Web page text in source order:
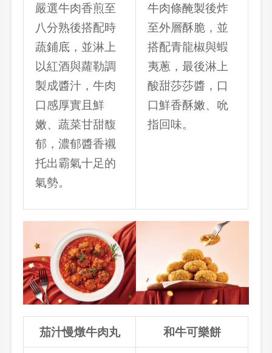
嚴選牛肉香煎至
八分熟後搭配時
蔬鋪底，並淋上
以紅酒與蘿勒調
製成醬汁，牛肉
口感厚實且鮮
嫩、蔬菜甘甜馥
郁，濃郁醬香襯
托出霸氣十足的
氣勢。
牛肉條醃製後炸
至外層酥脆，並
搭配青龍椒與蝦
夷蔥，最後淋上
酸甜莎莎醬，口
口鮮香酥嫩、吮
指回味。
茄汁慢燉牛肉丸 和牛可樂餅